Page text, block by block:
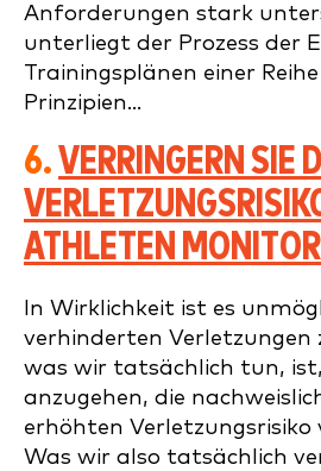
Anforderungen stark
unterliegt der Prozess der
Trainingsplänen einer
Prinzipien...
6. VERRINGERN SIE
ATHLETEN
In Wirklichkeit ist es
verhinderten Verletzungen
was wir tatsächlich tun,
anzugehen, die
erhöhten Verletzungsrisiko
Was wir also tatsächlich